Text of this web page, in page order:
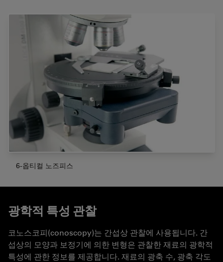
6-옵티컬 노즈피스
광학적 특성 관찰
코노스코피(conoscopy)는 간섭상 관찰에 사용됩니다. 간
섭상의 모양과 보정기에 의한 변형은 관찰한 재료의 광학적
특성에 관한 정보를 제공합니다. 재료의 광축 수, 광축 각도